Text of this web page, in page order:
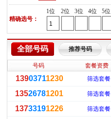
精确选号：
1位 2位 3位 4位 5位
全部号码 推荐号码
号码 套餐资费
13903711230 筛选套餐
13526781201 筛选套餐
13733191226 筛选套餐